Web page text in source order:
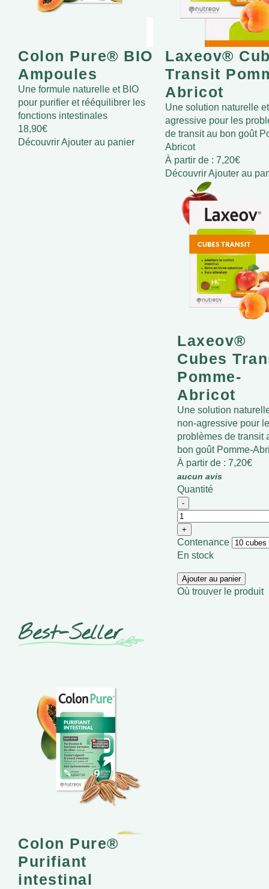
Colon Pure® BIO
Ampoules
Une formule naturelle et BIO
pour purifier et rééquilibrer les
fonctions intestinales
18,90€
DécouvrirAjouter au panier
Laxeov®
Transit
Abricot
Une solution naturelle
agressive pour les
de transit au bon goût
Abricot
À partir de : 7,20€
DécouvrirAjouter au
Laxeov®
Cubes
Pomme-
Abricot
Une solution
non-agressive pour
problèmes de transit
bon goût Pomme-
À partir de : 7,20€
aucun avis
Quantité
Contenance
En stock
Ajouter au panier
Où trouver le produit
Colon Pure®
Purifiant
intestinal